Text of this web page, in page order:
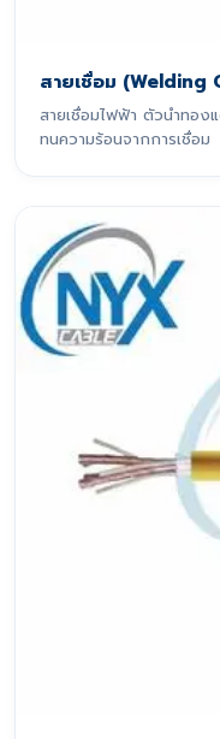
สายเชื่อม (Welding
สายเชื่อมไฟฟ้า ตัวนำทอง
ทนความร้อนจากการเชื่อม